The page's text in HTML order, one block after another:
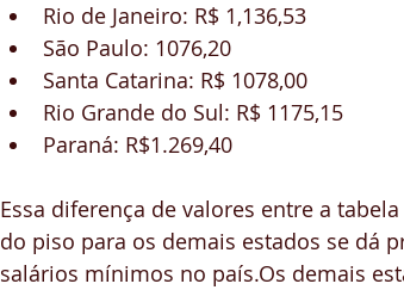
Rio de Janeiro: R$ 1,136,53
São Paulo: 1076,20
Santa Catarina: R$ 1078,00
Rio Grande do Sul: R$ 1175,15
Paraná: R$1.269,40
Essa diferença de valores entre a
do piso para os demais estados se dá
salários mínimos no país.Os demais